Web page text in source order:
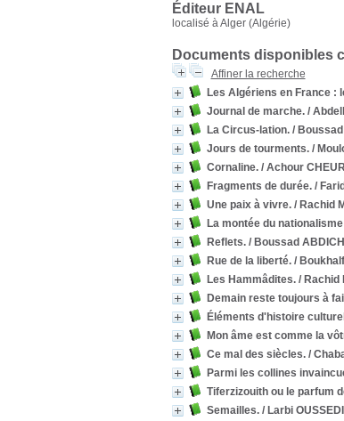
Éditeur ENAL
localisé à Alger (Algérie)
Documents disponibles
Affiner la recherche
Les Algériens en France :
Journal de marche./
La Circus-lation./ Boussad
Jours de tourments./
Cornaline./ Achour
Fragments de durée./
Une paix à vivre./ Rachid
La montée du
Reflets./ Boussad
Rue de la liberté./
Les Hammâdites./ Rachid
Demain reste toujours à
Éléments d'histoire
Mon âme est comme la
Ce mal des siècles./
Parmi les collines
Tiferzizouith ou le parfum
Semailles./ Larbi